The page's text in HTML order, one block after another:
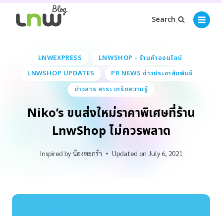
Search
LNWEXPRESS
LNWSHOP - ร้านค้าออนไลน์
LNWSHOP UPDATES
PR NEWS ข่าวประชาสัมพันธ์
ข่าวสาร สาระ เกร็ดความรู้
Niko’s ขนส่งใหม่ราคาพิเศษที่ร้าน
LnwShop ไม่ควรพลาด
Inspired by น้องตะกร้า Updated on July 6, 2021